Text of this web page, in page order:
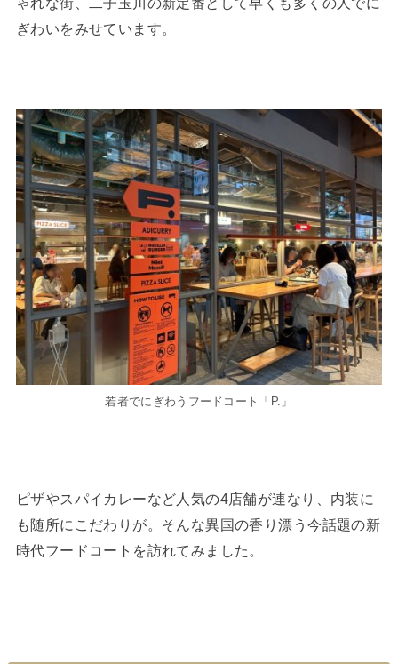
ぎわいをみせています。
若者でにぎわうフードコート「P.」
ピザやスパイカレーなど人気の4店舗が連なり、内装に
も随所にこだわりが。そんな異国の香り漂う今話題の新
時代フードコートを訪れてみました。